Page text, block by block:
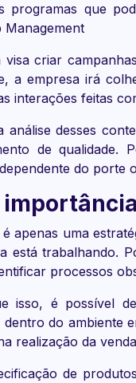
programas que
Management
visa criar
a empresa irá
interações feitas
análise desses
de qualidade.
do porte
é apenas uma
está trabalhando.
processos
isso, é possível
dentro do ambiente
realização da
de